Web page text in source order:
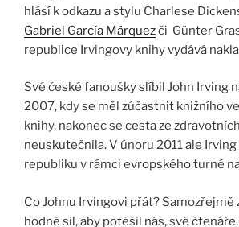
hlásí k odkazu a stylu Charlese
Gabriel García Márquezči Günter
republice Irvingovy knihy vydává
Své české fanoušky slíbil John Irving
2007, kdy se měl zúčastnit knižního
knihy, nakonec se cesta ze
neuskutečnila. V únoru 2011 ale
republiku v rámci evropského turné
Co Johnu Irvingovi přát? Samozřejmě
hodně sil, aby potěšil nás, své